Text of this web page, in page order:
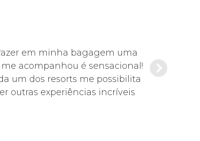
em minha bagagem uma
acompanhou é sensacional!
um dos resorts me possibilita
outras experiências incríveis